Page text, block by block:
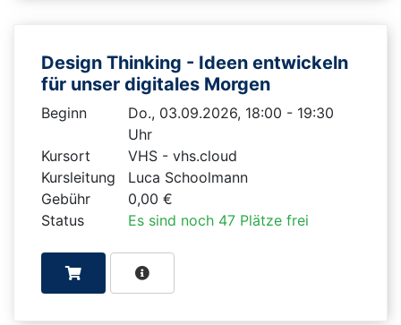
Design Thinking - Ideen entwickeln
für unser digitales Morgen
Beginn
Do., 03.09.2026, 18:00 - 19:30
Uhr
Kursort
VHS - vhs.cloud
Kursleitung
Luca Schoolmann
Gebühr
0,00 €
Status
Es sind noch 47 Plätze frei